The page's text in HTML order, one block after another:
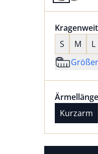
S
M L
Kurzarm